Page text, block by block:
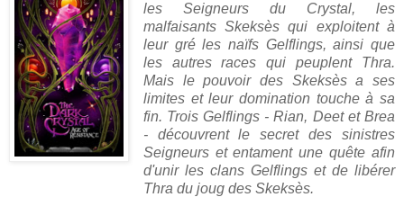
les Seigneurs du Crystal, les
malfaisants Skeksès qui exploitent à
leur gré les naïfs Gelflings, ainsi que
les autres races qui peuplent Thra.
Mais le pouvoir des Skeksès a ses
limites et leur domination touche à sa
fin. Trois Gelflings - Rian, Deet et Brea
- découvrent le secret des sinistres
Seigneurs et entament une quête afin
d'unir les clans Gelflings et de libérer
Thra du joug des Skeksès.